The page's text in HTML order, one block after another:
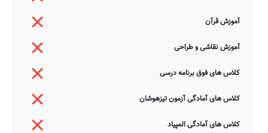
آموزش قرآن
آموزش نقاشی و طراحی
کلاس های فوق برنامه درسی
کلاس های آمادگی آزمون تیزهوشان
کلاس های آمادگی المپیاد